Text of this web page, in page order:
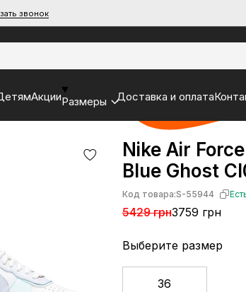
звонок
АкцииРазмеры Доставка и оплата
Nike Air
Blue Ghost
Код товара:S-55944
5429 грн3759 грн
Выберите размер
36